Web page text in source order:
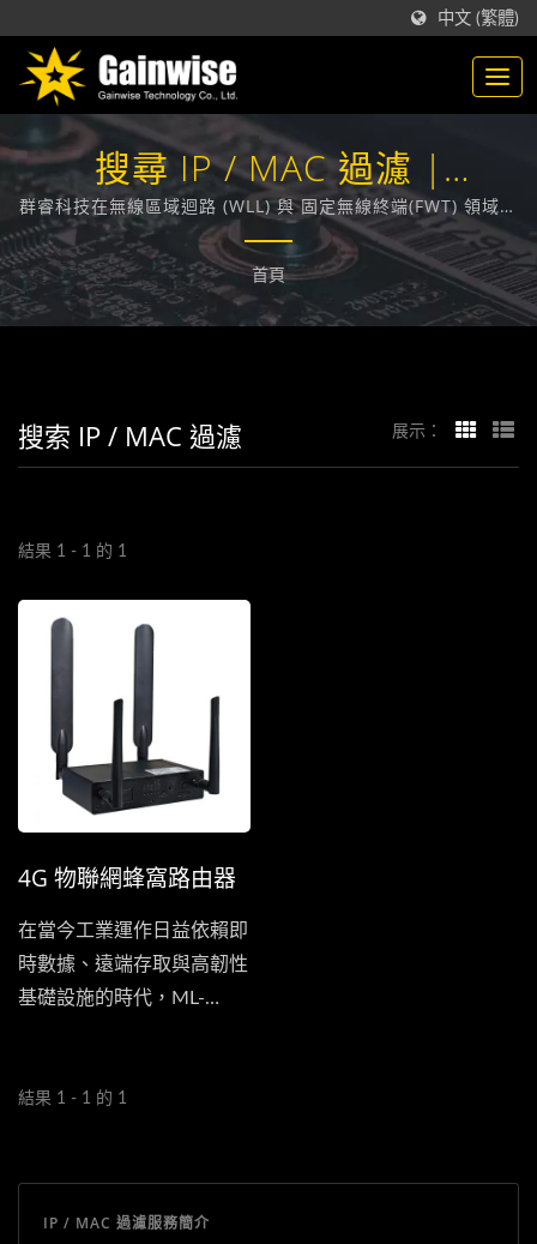
中文 (繁體)
搜尋 IP / MAC 過濾 |
GAINWISE
群睿科技在無線區域迴路 (WLL) 與 固定無線終端(FWT) 領域，
技術領先業界，在台灣，致力於為各大電信業者提供通訊技術
相關的解決方案。
首頁
搜索 IP / MAC 過濾 展示：
結果 1 - 1 的 1
4G 物聯網蜂窩路由器
在當今工業運作日益依賴即
時數據、遠端存取與高韌性
基礎設施的時代，ML-
結果 1 - 1 的 1
IP / MAC 過濾服務簡介